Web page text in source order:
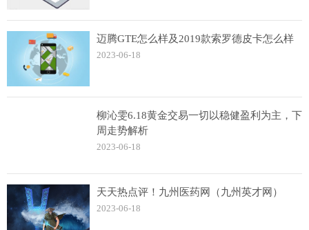
迈腾GTE怎么样及2019款索罗德皮卡怎么样
2023-06-18
柳沁雯6.18黄金交易一切以稳健盈利为主，下
周走势解析
2023-06-18
天天热点评！九州医药网（九州英才网）
2023-06-18